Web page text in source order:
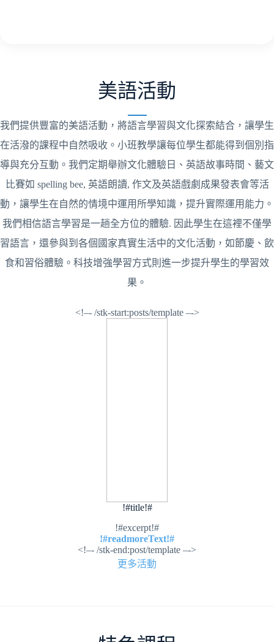
美語活動
我們提供豐富的美語活動，將語言學習與文化探索結合，讓學生
在活潑的課程中自然吸收。小班教學讓每位學生都能得到個別指
導與充分互動。我們定期舉辦文化體驗日、英語故事時間、藝文
比賽如 spelling bee, 英語朗讀, 作文及英語戲劇成果發表會等活
動，讓學生在自然的情境中運用所學知識，提升實際運用能力。
我們相信語言學習是一趟全方位的體驗. 因此學生在這裡不僅學
習語言，還參與到各個國家真實生活中的文化活動，如節慶、飲
食和習俗體驗。科技增強學習方式則進一步提升學生的學習效
果。
<!–- /stk-start:posts/template –->
!#title!#
!#excerpt!#
!#readmoreText!#
<!–- /stk-end:post/template –->
更多活動